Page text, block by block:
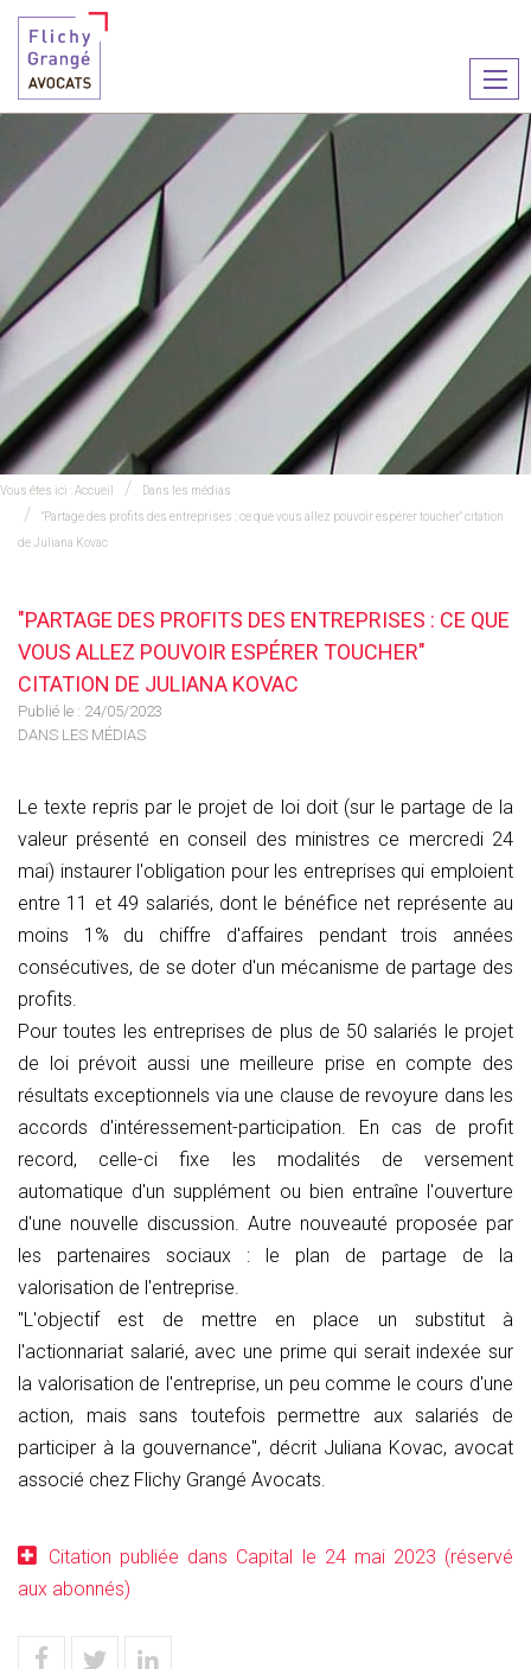
le
Vous êtes ici :Accueil
Dans les médias
"Partage des profits des entreprises : ce que vous allez pouvoir espérer toucher" citation
de Juliana Kovac
"PARTAGE DES PROFITS DES ENTREPRISES : CE QUE
VOUS ALLEZ POUVOIR ESPÉRER TOUCHER"
CITATION DE JULIANA KOVAC
Publié le : 24/05/2023
DANS LES MÉDIAS
Le texte repris par le projet de loi doit (sur le partage de la
valeur présenté en conseil des ministres ce mercredi 24
mai) instaurer l'obligation pour les entreprises qui emploient
entre 11 et 49 salariés, dont le bénéfice net représente au
moins 1% du chiffre d'affaires pendant trois années
consécutives, de se doter d'un mécanisme de partage des
profits.
Pour toutes les entreprises de plus de 50 salariés le projet
de loi prévoit aussi une meilleure prise en compte des
résultats exceptionnels via une clause de revoyure dans les
accords d'intéressement-participation. En cas de profit
record, celle-ci fixe les modalités de versement
automatique d'un supplément ou bien entraîne l'ouverture
d'une nouvelle discussion. Autre nouveauté proposée par
les partenaires sociaux : le plan de partage de la
valorisation de l'entreprise.
"L'objectif est de mettre en place un substitut à
l'actionnariat salarié, avec une prime qui serait indexée sur
la valorisation de l'entreprise, un peu comme le cours d'une
action, mais sans toutefois permettre aux salariés de
participer à la gouvernance", décrit Juliana Kovac, avocat
associé chez Flichy Grangé Avocats.
Citation publiée dans Capital le 24 mai 2023 (réservé
aux abonnés)